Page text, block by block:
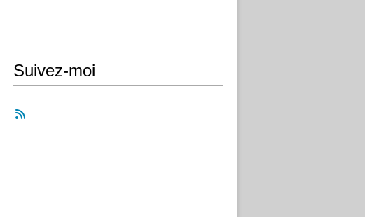
Suivez-moi